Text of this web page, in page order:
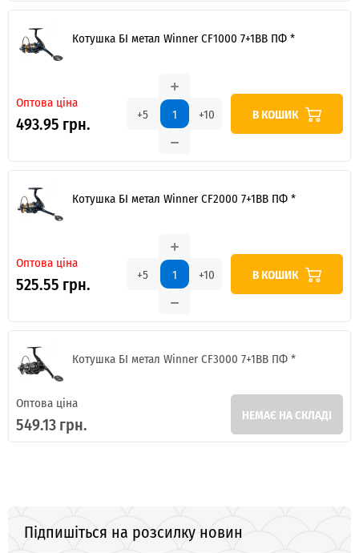
Котушка БІ метал Winner CF1000 7+1BB ПФ *
Оптова ціна
493.95 грн. +5 +10 В КОШИК
Котушка БІ метал Winner CF2000 7+1BB ПФ *
Оптова ціна
525.55 грн. +5 +10 В КОШИК
Котушка БІ метал Winner CF3000 7+1BB ПФ *
Оптова ціна
549.13 грн. НЕМАЄ НА СКЛАДІ
Підпишіться на розсилку новин